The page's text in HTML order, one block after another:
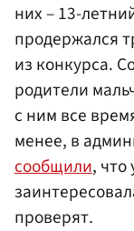
них – 13-
продержался
из конкурса.
родители
с ним все
менее, в
сообщили, что
проверят.